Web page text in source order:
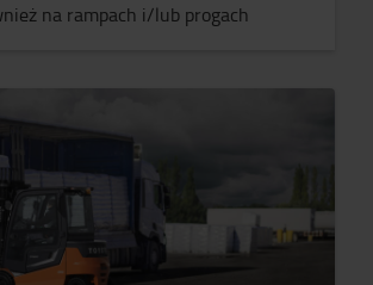
na rampach i/lub progach